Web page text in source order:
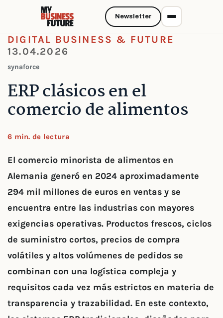
DIGITAL BUSINESS & FUTURE
13.04.2026
synaforce
ERP clásicos en el
comercio de alimentos
6 min. de lectura
El comercio minorista de alimentos en
Alemania generó en 2024 aproximadamente
294 mil millones de euros en ventas y se
encuentra entre las industrias con mayores
exigencias operativas. Productos frescos, ciclos
de suministro cortos, precios de compra
volátiles y altos volúmenes de pedidos se
combinan con una logística compleja y
requisitos cada vez más estrictos en materia de
transparencia y trazabilidad. En este contexto,
Newsletter